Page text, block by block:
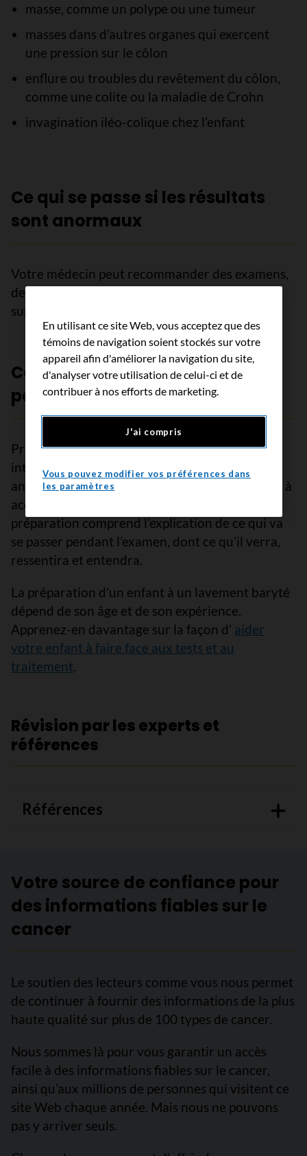
masse, comme un polype ou une tumeur
masses dans d’autres organes qui exercent
une pression sur le côlon
enflure ou troubles du revêtement du côlon,
comme une colite ou la maladie de Crohn
invagination iléo-colique chez l’enfant
Ce qui se passe si les résultats
sont anormaux
Votre médecin peut recommander des examens,
des interventions, un suivi ou des traitements
supplémentaires.
Considérations particulières
pour les enfants
Préparer un enfant à un examen ou à une
intervention peut permettre de réduire son
anxiété et d’accroître sa collaboration et l’aider à
acquérir des habiletés d’adaptation. La
préparation comprend l’explication de ce qui va
se passer pendant l’examen, dont ce qu’il verra,
ressentira et entendra.
La préparation d’un enfant à un lavement baryté
dépend de son âge et de son expérience.
Apprenez-en davantage sur la façon d’ aider
votre enfant à faire face aux tests et au
traitement.
Révision par les experts et
références
Références
Votre source de confiance pour
des informations fiables sur le
cancer
Le soutien des lecteurs comme vous nous permet
de continuer à fournir des informations de la plus
haute qualité sur plus de 100 types de cancer.
Nous sommes là pour vous garantir un accès
facile à des informations fiables sur le cancer,
ainsi qu’aux millions de personnes qui visitent ce
site Web chaque année. Mais nous ne pouvons
pas y arriver seuls.
En utilisant ce site Web, vous acceptez que des
témoins de navigation soient stockés sur votre
appareil afin d'améliorer la navigation du site,
d'analyser votre utilisation de celui-ci et de
contribuer à nos efforts de marketing.
J'ai compris
Vous pouvez modifier vos préférences dans
les paramètres